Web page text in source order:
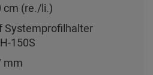
cm (re./li.)
Systemprofilhalter
150S
mm